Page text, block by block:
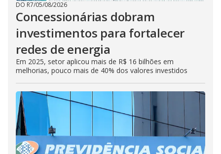
DO R7/05/08/2026
Concessionárias dobram
investimentos para fortalecer
redes de energia
Em 2025, setor aplicou mais de R$ 16 bilhões em
melhorias, pouco mais de 40% dos valores investidos